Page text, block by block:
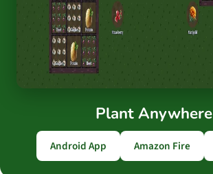
Plant Anywhere
Android App Amazon Fire